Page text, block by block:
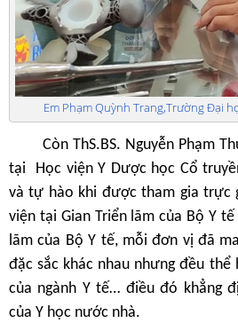
Em Phạm Quỳnh Trang,Trường Đại
Còn ThS.BS. Nguyễn Phạm
tại Học viện Y Dược học Cổ
và tự hào khi được tham gia trực
viện tại Gian Triển lãm của Bộ Y
lãm của Bộ Y tế, mỗi đơn vị đã
đặc sắc khác nhau nhưng đều
của ngành Y tế… điều đó khẳng
của Y học nước nhà.